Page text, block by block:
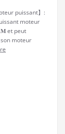
puissant】:
moteur
et peut
moteur